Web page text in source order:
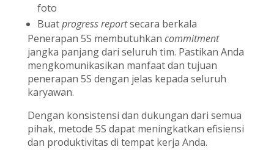
foto
Buatprogress reportsecara berkala
Penerapan 5S membutuhkan commitment
jangka panjang dari seluruh tim. Pastikan Anda
mengkomunikasikan manfaat dan tujuan
penerapan 5S dengan jelas kepada seluruh
karyawan.
Dengan konsistensi dan dukungan dari semua
pihak, metode 5S dapat meningkatkan efisiensi
dan produktivitas di tempat kerja Anda.